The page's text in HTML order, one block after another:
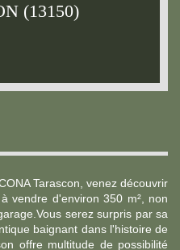
(13150)
Tarascon, venez découvrir
vendre d'environ 350 m², non
serez surpris par sa
baignant dans l'histoire de
offre multitude de possibilité